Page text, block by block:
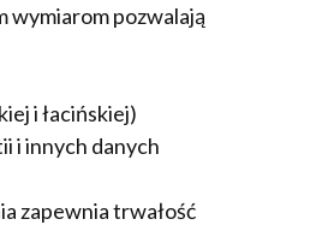
wymiarom pozwalają
i łacińskiej)
i innych danych
zapewnia trwałość